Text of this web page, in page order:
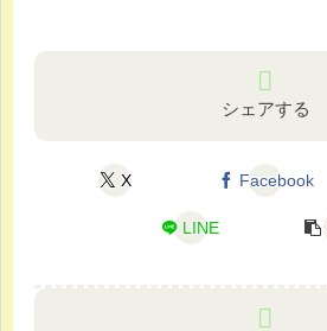
シェアする
X Facebook
LINE